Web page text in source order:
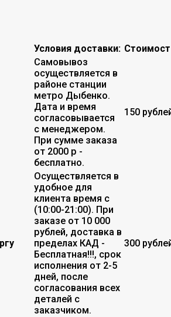
Условия доставки:
Самовывоз
осуществляется в
районе станции
метро Дыбенко.
Дата и время
согласовывается
с менеджером.
При сумме заказа
от 2000 р -
бесплатно.
150
Осуществляется в
удобное для
клиента время с
(10:00-21:00). При
заказе от 10 000
рублей, доставка в
пределах КАД -
Бесплатная!!!, срок
исполнения от 2-5
дней, после
согласования всех
деталей с
заказчиком.
300